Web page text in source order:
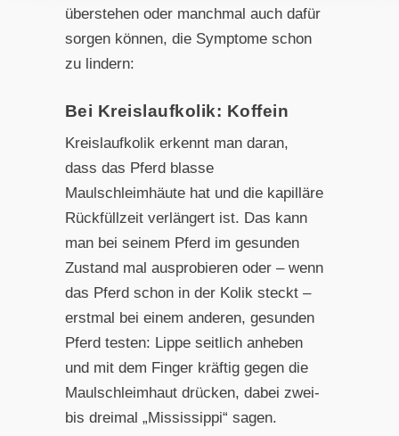
überstehen oder manchmal auch dafür
sorgen können, die Symptome schon
zu lindern:
Bei Kreislaufkolik: Koffein
Kreislaufkolik erkennt man daran,
dass das Pferd blasse
Maulschleimhäute hat und die kapilläre
Rückfüllzeit verlängert ist. Das kann
man bei seinem Pferd im gesunden
Zustand mal ausprobieren oder – wenn
das Pferd schon in der Kolik steckt –
erstmal bei einem anderen, gesunden
Pferd testen: Lippe seitlich anheben
und mit dem Finger kräftig gegen die
Maulschleimhaut drücken, dabei zwei-
bis dreimal „Mississippi“ sagen.